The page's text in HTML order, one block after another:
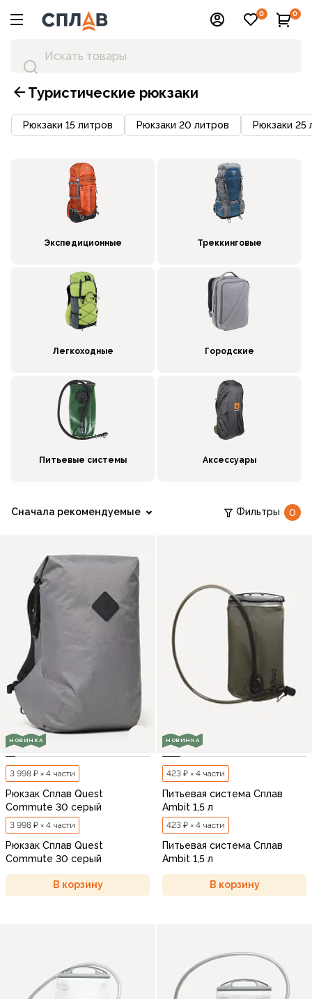
0 0
Туристические рюкзаки
Рюкзаки 15 литров Рюкзаки 20 литров Рюкзаки 25
Экспедиционные Треккинговые
Легкоходные Городские
Питьевые системы Аксессуары
Сначала рекомендуемые Фильтры 0
НОВИНКА
3 998 ₽ × 4 части
Рюкзак Сплав Quest
Commute 30 серый
3 998 ₽ × 4 части
Рюкзак Сплав Quest
Commute 30 серый
В корзину
НОВИНКА
423 ₽ × 4 части
Питьевая система Сплав
Ambit 1,5 л
423 ₽ × 4 части
Питьевая система Сплав
Ambit 1,5 л
В корзину